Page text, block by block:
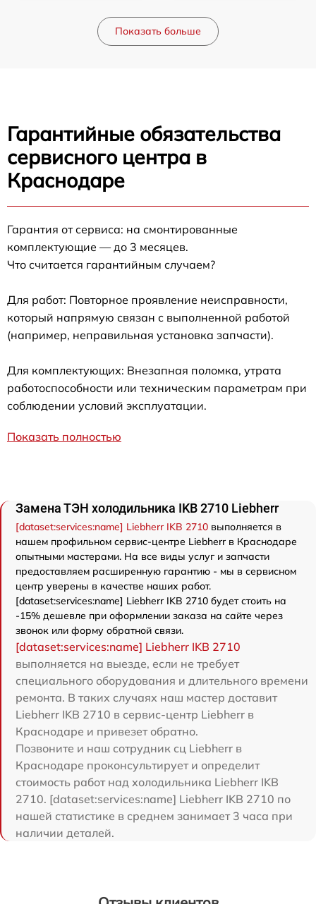
Показать больше
Гарантийные обязательства
сервисного центра в
Краснодаре
Гарантия от сервиса: на смонтированные
комплектующие — до 3 месяцев.
Что считается гарантийным случаем?
Для работ: Повторное проявление неисправности,
который напрямую связан с выполненной работой
(например, неправильная установка запчасти).
Для комплектующих: Внезапная поломка, утрата
работоспособности или техническим параметрам при
соблюдении условий эксплуатации.
Показать полностью
Замена ТЭН холодильника IKB 2710 Liebherr
[dataset:services:name] Liebherr IKB 2710 выполняется в
нашем профильном сервис-центре Liebherr в Краснодаре
опытными мастерами. На все виды услуг и запчасти
предоставляем расширенную гарантию - мы в сервисном
центр уверены в качестве наших работ.
[dataset:services:name] Liebherr IKB 2710 будет стоить на
-15% дешевле при оформлении заказа на сайте через
звонок или форму обратной связи.
[dataset:services:name] Liebherr IKB 2710
выполняется на выезде, если не требует
специального оборудования и длительного времени
ремонта. В таких случаях наш мастер доставит
Liebherr IKB 2710 в сервис-центр Liebherr в
Краснодаре и привезет обратно.
Позвоните и наш сотрудник сц Liebherr в
Краснодаре проконсультирует и определит
стоимость работ над холодильника Liebherr IKB
2710. [dataset:services:name] Liebherr IKB 2710 по
нашей статистике в среднем занимает 3 часа при
наличии деталей.